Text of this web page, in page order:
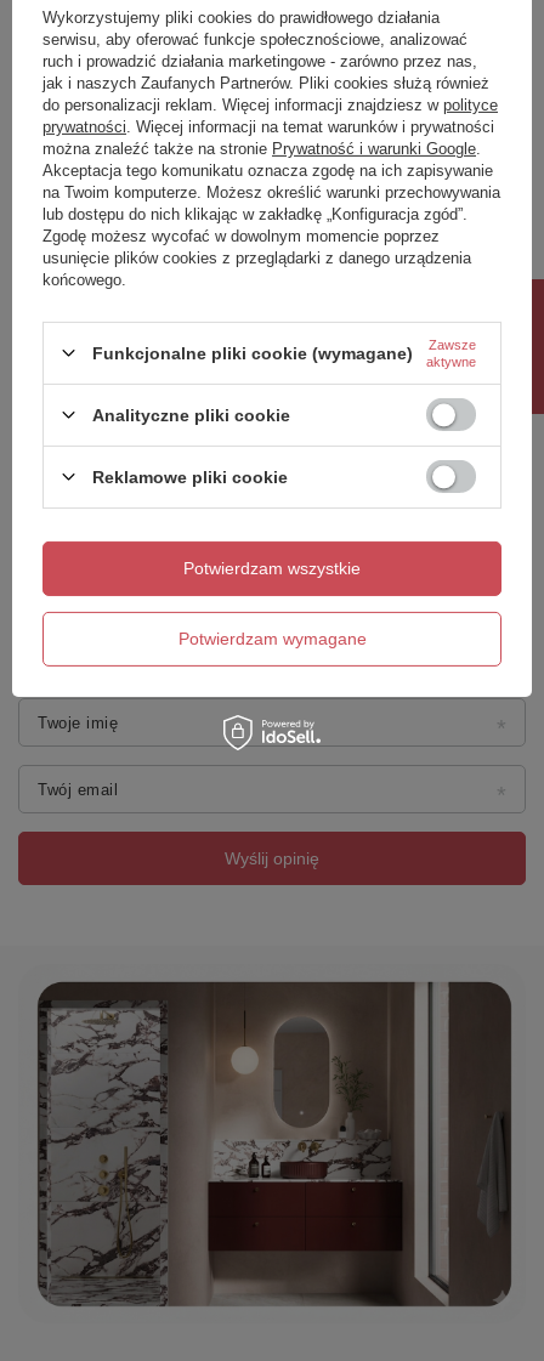
Klasa Energetyczna G
kWh/1000h 3
Potrzebujesz pomocy? Masz pytania?
Zadaj pytanie a my odpowiemy niezwłocznie,
najciekawsze pytania i odpowiedzi publikując
dla innych.
Zadaj pytanie
Napisz swoją opinię
5/5
Treść twojej opinii
Dodaj własne zdjęcie produktu:
Twoje imię
Twój email
Wyślij opinię
Wykorzystujemy pliki cookies do prawidłowego działania
serwisu, aby oferować funkcje społecznościowe, analizować
ruch i prowadzić działania marketingowe - zarówno przez nas,
jak i naszych Zaufanych Partnerów. Pliki cookies służą również
do personalizacji reklam. Więcej informacji znajdziesz w polityce
prywatności . Więcej informacji na temat warunków i prywatności
można znaleźć także na stronie Prywatność i warunki Google
Akceptacja tego komunikatu oznacza zgodę na ich zapisywanie
na Twoim komputerze. Możesz określić warunki przechowywania
lub dostępu do nich klikając w zakładkę „Konfiguracja zgód”.
Zgodę możesz wycofać w dowolnym momencie poprzez
usunięcie plików cookies z przeglądarki z danego urządzenia
końcowego.
Funkcjonalne pliki cookie (wymagane)
Zawsze
aktywne
Analityczne pliki cookie
Reklamowe pliki cookie
Potwierdzam wymagane
Potwierdzam wszystkie